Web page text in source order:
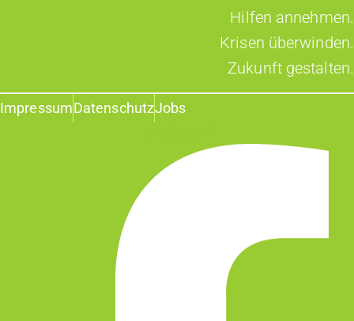
Hilfen annehmen.
Krisen überwinden.
Zukunft gestalten.
ImpressumDatenschutzJobs